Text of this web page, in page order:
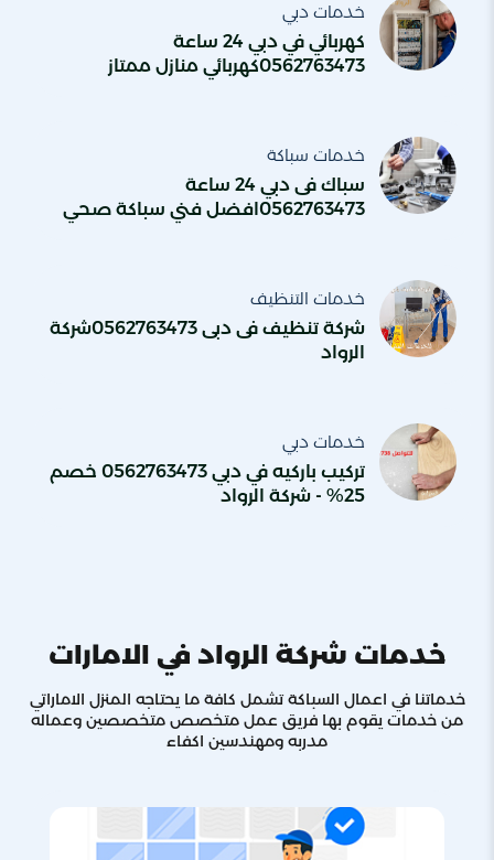
خدمات دبي
كهربائي في دبي 24 ساعة
0562763473كهربائي منازل ممتاز
خدمات سباكة
سباك فى دبي 24 ساعة
0562763473افضل فني سباكة صحي
خدمات التنظيف
شركة تنظيف فى دبى 0562763473شركة
الرواد
خدمات دبي
تركيب باركيه في دبي 0562763473 خصم
25% - شركة الرواد
خدمات شركة الرواد في الامارات
خدماتنا في اعمال السباكة تشمل كافة ما يحتاجه المنزل الاماراتي
من خدمات يقوم بها فريق عمل متخصص متخصصين وعماله
مدربه ومهندسين اكفاء